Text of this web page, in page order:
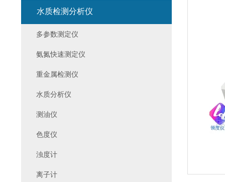
水质检测分析仪
多参数测定仪
氨氮快速测定仪
重金属检测仪
水质分析仪
测油仪
色度仪
浊度计
离子计